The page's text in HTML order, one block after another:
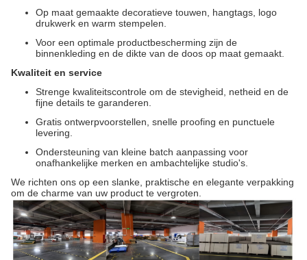
Op maat gemaakte decoratieve touwen, hangtags, logo
drukwerk en warm stempelen.
Voor een optimale productbescherming zijn de
binnenkleding en de dikte van de doos op maat gemaakt.
Kwaliteit en service
Strenge kwaliteitscontrole om de stevigheid, netheid en de
fijne details te garanderen.
Gratis ontwerpvoorstellen, snelle proofing en punctuele
levering.
Ondersteuning van kleine batch aanpassing voor
onafhankelijke merken en ambachtelijke studio's.
We richten ons op een slanke, praktische en elegante verpakking
om de charme van uw product te vergroten.